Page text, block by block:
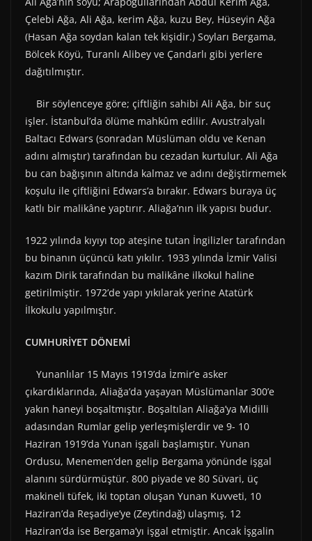
Çelebi Ağa, Ali Ağa, kerim Ağa, kuzu Bey, Hüseyin Ağa
(Hasan Ağa soydan kalan tek kişidir.) Soyları Bergama,
Bölcek Köyü, Turanlı Alibey ve Çandarlı gibi yerlere
dağıtılmıştır.
Bir söylenceye göre; çiftliğin sahibi Ali Ağa, bir suç
işler. İstanbul’da ölüme mahkûm edilir. Avustralyalı
Baltacı Edwars (sonradan Müslüman oldu ve Kenan
adını almıştır) tarafından bu cezadan kurtulur. Ali Ağa
bu can bağışının altında kalmaz ve adını değiştirmemek
koşulu ile çiftliğini Edwars’a bırakır. Edwars buraya üç
katlı bir malikâne yaptırır. Aliağa’nın ilk yapısı budur.
1922 yılında kıyıyı top ateşine tutan İngilizler tarafından
bu binanın üçüncü katı yıkılır. 1933 yılında İzmir Valisi
kazım Dirik tarafından bu malikâne ilkokul haline
getirilmiştir. 1972’de yapı yıkılarak yerine Atatürk
İlkokulu yapılmıştır.
CUMHURİYET DÖNEMİ
Yunanlılar 15 Mayıs 1919’da İzmir’e asker
çıkardıklarında, Aliağa’da yaşayan Müslümanlar 300’e
yakın haneyi boşaltmıştır. Boşaltılan Aliağa’ya Midilli
adasından Rumlar gelip yerleşmişlerdir ve 9- 10
Haziran 1919’da Yunan işgali başlamıştır. Yunan
Ordusu, Menemen’den gelip Bergama yönünde işgal
alanını sürdürmüştür. 800 piyade ve 80 Süvari, üç
makineli tüfek, iki toptan oluşan Yunan Kuvveti, 10
Haziran’da Reşadiye’ye (Zeytindağ) ulaşmış, 12
Haziran’da ise Bergama’yı işgal etmiştir. Ancak İşgalin